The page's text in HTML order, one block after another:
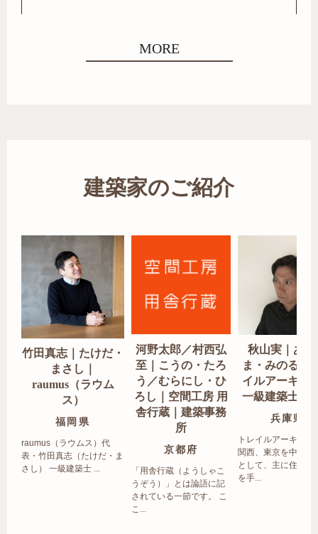
MORE
建築家のご紹介
竹田真志｜たけだ・
まさし｜
raumus（ラウム
ス）
福岡県
raumus（ラウムス）代
表・竹田真志（たけだ・ま
さし） 一級建築士 ...
河野太郎／村西弘
至｜こうの・たろ
う／むらにし・ひ
ろし｜空間工房 用
舎行蔵｜建築事務
所
京都府
「用舎行蔵（ようしゃこ
うぞう）」とは論語に記
されている一節です。 こ
こ...
秋山実｜あき
ま・みのる｜
イルアーキテ
一級建築士事
兵庫県
トレイルアーキテク
関西、東京を中心エ
として、主に住宅の
を手...